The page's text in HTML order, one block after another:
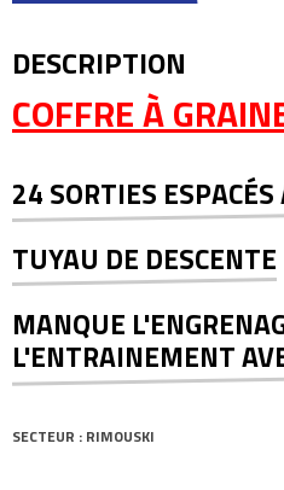
DESCRIPTION
COFFRE À
24 SORTIES
TUYAU DE DESCENTE
MANQUE
L'ENTRAINEMENT
SECTEUR : RIMOUSKI